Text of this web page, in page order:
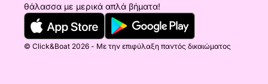
θάλασσα με μερικά απλά βήματα!
© Click&Boat 2026 - Με την επιφύλαξη παντός δικαιώματος